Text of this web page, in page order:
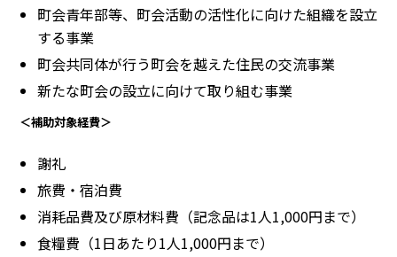
町会青年部等、町会活動の活性化に向けた組織を設立
する事業
町会共同体が行う町会を越えた住民の交流事業
新たな町会の設立に向けて取り組む事業
＜補助対象経費＞
謝礼
旅費・宿泊費
消耗品費及び原材料費（記念品は1人1,000円まで）
食糧費（1日あたり1人1,000円まで）